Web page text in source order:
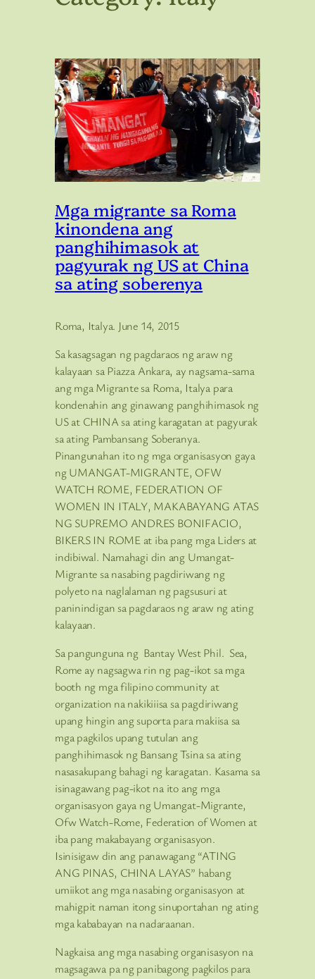
Mga migrante sa Roma
kinondena ang
panghihimasok at
pagyurak ng US at China
sa ating soberenya
Roma, Italya. June 14, 2015
Sa kasagsagan ng pagdaraos ng araw ng
kalayaan sa Piazza Ankara, ay nagsama-sama
ang mga Migrante sa Roma, Italya para
kondenahin ang ginawang panghihimasok ng
US at CHINA sa ating karagatan at pagyurak
sa ating Pambansang Soberanya.
Pinangunahan ito ng mga organisasyon gaya
ng UMANGAT-MIGRANTE, OFW
WATCH ROME, FEDERATION OF
WOMEN IN ITALY, MAKABAYANG ATAS
NG SUPREMO ANDRES BONIFACIO,
BIKERS IN ROME at iba pang mga Liders at
indibiwal. Namahagi din ang Umangat-
Migrante sa nasabing pagdiriwang ng
polyeto na naglalaman ng pagsusuri at
paninindigan sa pagdaraos ng araw ng ating
kalayaan.
Sa pangunguna ng Bantay West Phil. Sea,
Rome ay nagsagwa rin ng pag-ikot sa mga
booth ng mga filipino community at
organization na nakikiiisa sa pagdiriwang
upang hingin ang suporta para makiisa sa
mga pagkilos upang tutulan ang
panghihimasok ng Bansang Tsina sa ating
nasasakupang bahagi ng karagatan. Kasama sa
isinagawang pag-ikot na ito ang mga
organisasyon gaya ng Umangat-Migrante,
Ofw Watch-Rome, Federation of Women at
iba pang makabayang organisasyon.
Isinisigaw din ang panawagang “ATING
ANG PINAS, CHINA LAYAS” habang
umiikot ang mga nasabing organisasyon at
mahigpit naman itong sinuportahan ng ating
mga kababayan na nadaraanan.
Nagkaisa ang mga nasabing organisasyon na
magsagawa pa ng panibagong pagkilos para